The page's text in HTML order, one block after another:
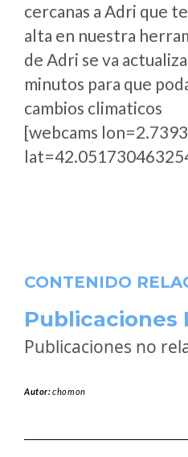
cercanas a Adri que
alta en nuestra
de Adri se va
minutos para que
cambios climaticos
[webcams
CONTENIDO
Publicaciones
Publicaciones no
Autor:chomon